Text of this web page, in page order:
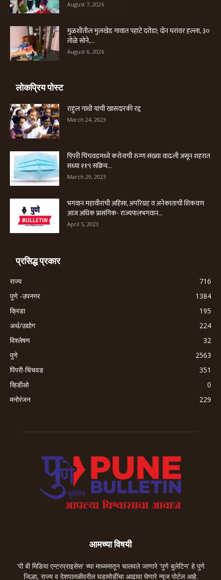
August 7, 2026
मुळशीतील मुलखेड गावात पहाटे दरोडा; दोन घरांवर हल्ला, ३०
तोळे सोने,...
August 6, 2026
लोकप्रिय पोस्ट
राहुल गांधी यांची खासदारकी रद्द
March 24, 2023
पिंपरी चिंचवडमध्ये करोनाची रुग्ण संख्या वाढली असून शहरात
सध्या ११९ सक्रिय...
March 29, 2023
भगवान महावीरांची अहिंसा, अपरिग्रह व अनेकांताची शिकवण
आज अधिक प्रासंगिक- राज्यपालभगवान...
April 5, 2023
प्रसिद्ध प्रकार
राज्य
716
पुणे -उपनगर
1384
क्रिडा
195
अर्थ/उद्योग
224
विश्लेषण
32
पुणे
2563
पिंपरी-चिंचवड
351
व्हिडीओ
0
मनोरंजन
229
आमच्या विषयी
'पी बी मिडिया एन्टरप्राइसेस' च्या माध्यमातून चालवले जाणारे 'पुणे बुलेटिन' हे पुणे
जिल्हा, राज्य व देशपातळीवरील घडामोडींचा आढावा घेणारे न्यूज पोर्टल आहे.